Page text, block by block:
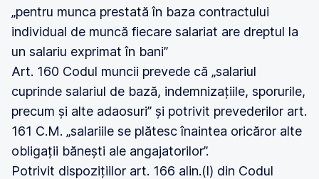
„pentru munca prestată în baza contractului
individual de muncă fiecare salariat are dreptul la
un salariu exprimat în bani”
Art. 160 Codul muncii prevede că „salariul
cuprinde salariul de bază, indemnizațiile, sporurile,
precum și alte adaosuri” și potrivit prevederilor art.
161 C.M. „salariile se plătesc înaintea oricăror alte
obligații bănești ale angajatorilor”.
Potrivit dispozițiilor art. 166 alin.(l) din Codul